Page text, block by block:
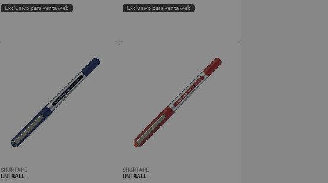
Exclusivo para venta web Exclusivo para venta web
SHURTAPE
UNI BALL
SHURTAPE
UNI BALL